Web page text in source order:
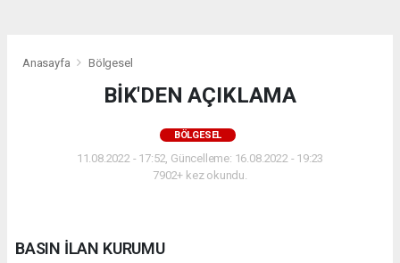
Anasayfa Bölgesel
BİK'DEN AÇIKLAMA
BÖLGESEL
11.08.2022 - 17:52, Güncelleme: 16.08.2022 - 19:23
7902+ kez okundu.
BASIN İLAN KURUMU